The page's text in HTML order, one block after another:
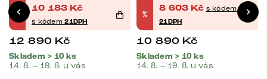
%
10 183 Kč
s kódem21DPH
12 890 Kč
Skladem > 10 ks
14. 8. – 19. 8. u vás
%
8 603 Kč s kódem
21DPH
10 890 Kč
Skladem > 10 ks
14. 8. – 19. 8. u vás